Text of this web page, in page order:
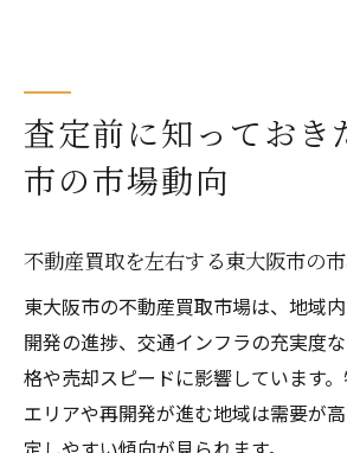
査定前に知っておき
市の市場動向
不動産買取を左右する東大阪市の
東大阪市の不動産買取市場は、地域
開発の進捗、交通インフラの充実度
格や売却スピードに影響しています
エリアや再開発が進む地域は需要が